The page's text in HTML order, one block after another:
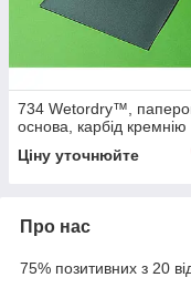
734 Wetordry™,
основа, карбід кремнію
Ціну уточнюйте
Про нас
75% позитивних з 20